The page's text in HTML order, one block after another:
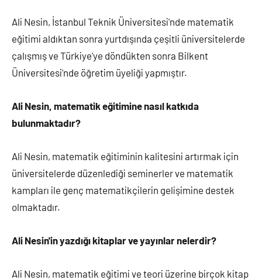
Ali Nesin, İstanbul Teknik Üniversitesi'nde matematik
eğitimi aldıktan sonra yurtdışında çeşitli üniversitelerde
çalışmış ve Türkiye'ye döndükten sonra Bilkent
Üniversitesi'nde öğretim üyeliği yapmıştır.
Ali Nesin, matematik eğitimine nasıl katkıda
bulunmaktadır?
Ali Nesin, matematik eğitiminin kalitesini artırmak için
üniversitelerde düzenlediği seminerler ve matematik
kampları ile genç matematikçilerin gelişimine destek
olmaktadır.
Ali Nesin'in yazdığı kitaplar ve yayınlar nelerdir?
Ali Nesin, matematik eğitimi ve teori üzerine birçok kitap